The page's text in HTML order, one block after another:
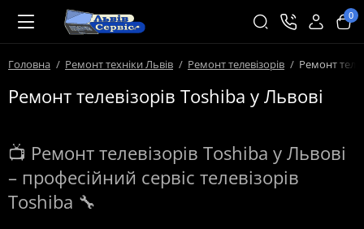
0
Головна Ремонт техніки Львів Ремонт телевізорів Ремонт
Ремонт телевізорів Toshiba у Львові
📺 Ремонт телевізорів Toshiba у Львові
– професійний сервіс телевізорів
Toshiba 🔧